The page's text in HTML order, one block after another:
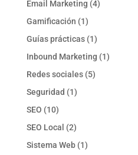
Email Marketing (4)
Gamificación (1)
Guías prácticas(1)
Inbound Marketing (1)
Redes sociales(5)
Seguridad (1)
SEO (10)
SEO Local (2)
Sistema Web(1)